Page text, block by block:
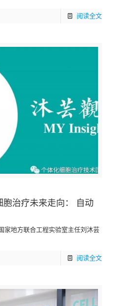
阅读全文
胞治疗未来走向： 自动
家地方联合工程实验室主任刘沐芸
阅读全文